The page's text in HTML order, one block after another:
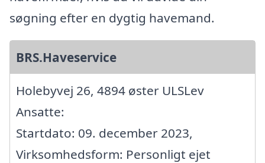
søgning efter en dygtig havemand.
BRS.Haveservice
Holebyvej 26, 4894 øster ULSLev
Ansatte:
Startdato: 09. december 2023,
Virksomhedsform: Personligt ejet